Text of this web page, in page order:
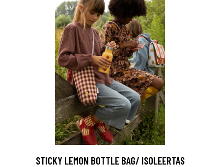
STICKY LEMON BOTTLE BAG/ ISOLEERTAS